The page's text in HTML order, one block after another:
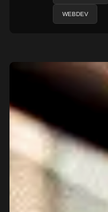
WEBDEV